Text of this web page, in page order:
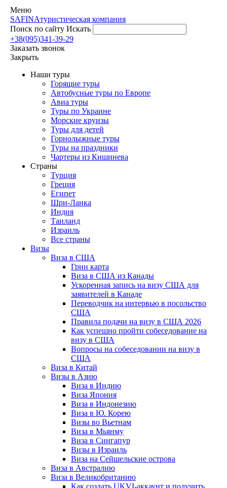
Меню
SAFINAтуристическая компания
Поиск по сайту Искать
+38(095)341-39-29
Заказать звонок
Закрыть
Наши туры
Горящие туры
Автобусные туры по Европе
Авиа туры
Туры по Украине
Морские круизы
Туры для детей
Горнолыжные туры
Туры на праздники
Чартеры из Кишинева
Страны
Турция
Греция
Египет
Шри-Ланка
Индия
Таиланд
Израиль
Все страны
Визы
Виза в США
Грин карта
Виза в США из Канады
Ускоренная запись на визу США для
заявителей в Канаде
Переводчик на интервью в посольство
США
Правила подачи на визу в США 2026
Как успешно пройти собеседование на
визу в США
Вопросы на собеседовании на визу в
США
Виза в Китай
Визы в Азию
Виза в Индию
Виза Япония
Виза в Индонезию
Виза в Ю. Корею
Визы во Вьетнам
Виза в Мьянму
Виза в Сингапур
Визы в Израиль
Виза на Сейшельские острова
Виза в Австралию
Виза в Великобританию
Как создать UKVI-аккаунт и получить